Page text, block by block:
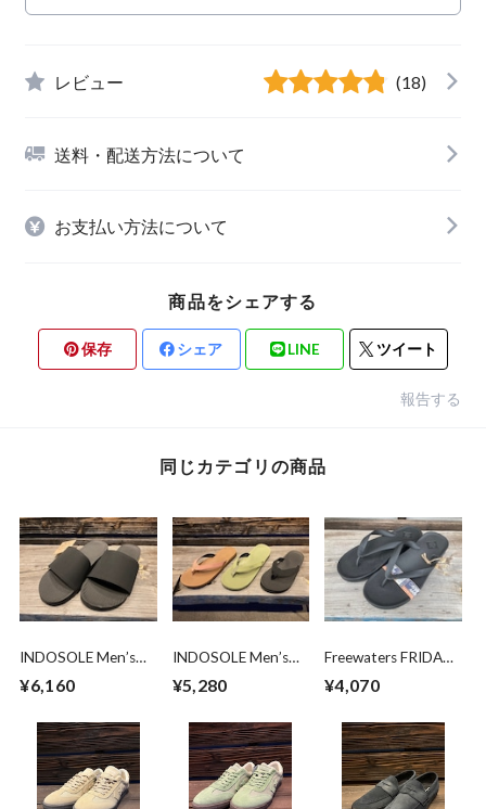
レビュー (18)
送料・配送方法について
お支払い方法について
商品をシェアする
保存 シェア LINE ツイート
報告する
同じカテゴリの商品
INDOSOLE Men’s
BLACK
¥6,160
INDOSOLE Men’s
Essentls BLACK 26-
¥5,280
Freewaters FRIDAY
¥4,070